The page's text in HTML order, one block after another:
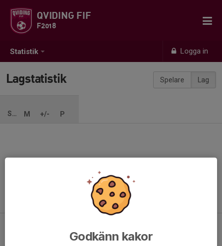
Statistik Logga in
QVIDING FIF
F2018
Spelare Lag
Lagstatistik
SÄSONG M +/- P
Godkänn kakor